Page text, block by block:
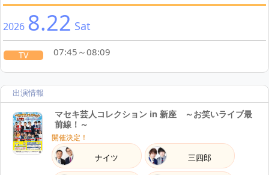
2026 8.22 Sat
TV
07:45
07:45～08:09
2026 8.24 Mon
LIVE
15:30
15:30開演
『 【パンキッシュガーデン】エクストラシルバージ
ュニア』
出演情報
マセキ芸人コレクション in 新座 ～お笑いライブ最
前線！～
開催決定！
ナイツ 三四郎